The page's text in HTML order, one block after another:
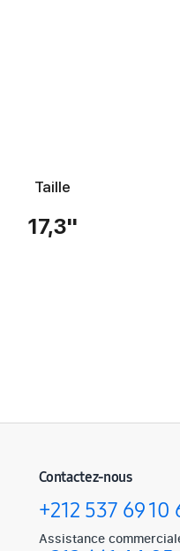
Taille
17,3''
Contactez-nous
+212 537 69 10
Assistance